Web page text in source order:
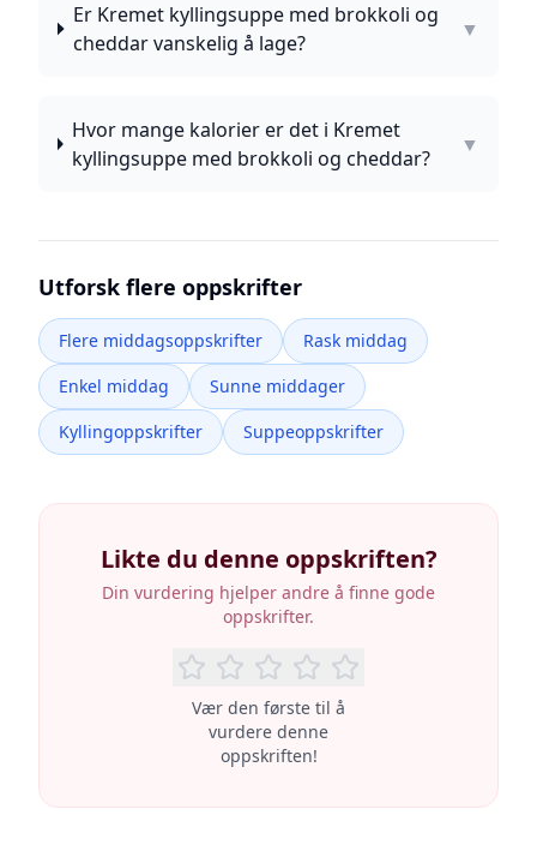
Er Kremet kyllingsuppe med brokkoli og
cheddar vanskelig å lage?
▼
Hvor mange kalorier er det i Kremet
kyllingsuppe med brokkoli og cheddar?
▼
Utforsk flere oppskrifter
Flere middagsoppskrifter
Rask middag
Enkel middag
Sunne middager
Kyllingoppskrifter
Suppeoppskrifter
Likte du denne oppskriften?
Din vurdering hjelper andre å finne gode
oppskrifter.
Vær den første til å
vurdere denne
oppskriften!